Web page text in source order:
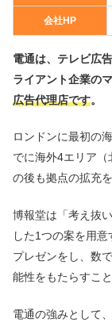
会社HP
電通は、テレビ広
ライアント企業の
広告代理店です。
ロンドンに最初の
でに海外4エリア
の後も拠点の拡充
博報堂は「考え抜
した1つの案を用
プレゼンをし、数
能性をもたらすこ
電通の強みとして